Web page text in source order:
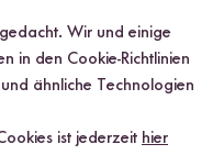
Digitaler Reiskocher & Sumi
ab 69 €/CHF, 5 % Rabatt ab 29
Wir und einige
in den Cookie-Richtlinien
ähnliche Technologien
ist jederzeit hier